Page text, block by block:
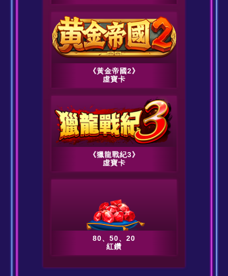
《黃金帝國2》
虛寶卡
《獵龍戰紀3》
虛寶卡
80、50、20
紅鑽